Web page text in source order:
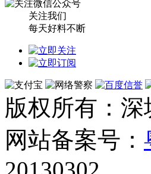
关注我们
每天好料不断
版权所有：
网站备案号：